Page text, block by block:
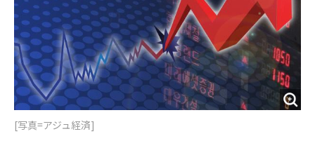
[写真=アジュ経済]